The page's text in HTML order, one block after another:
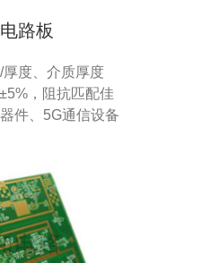
路板
度、介质厚度
，阻抗匹配佳
件、5G通信设备